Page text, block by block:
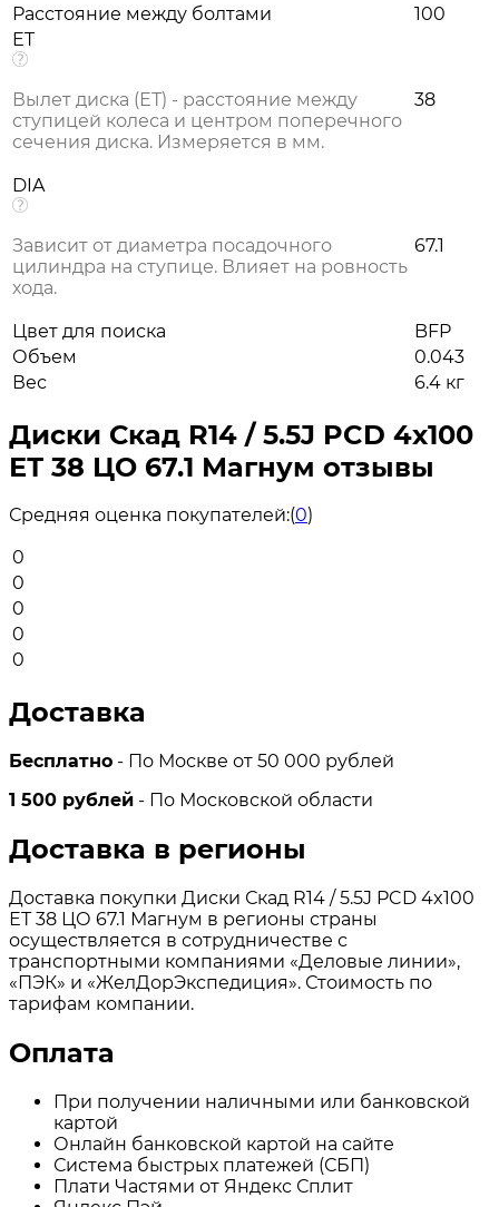
Расстояние между болтами
100
ET
Вылет диска (ЕТ) - расстояние между
ступицей колеса и центром поперечного
сечения диска. Измеряется в мм.
38
DIA
Зависит от диаметра посадочного
цилиндра на ступице. Влияет на ровность
хода.
67.1
Цвет для поиска
BFP
Объем
0.043
Вес
6.4 кг
Диски Скад R14 / 5.5J PCD 4x100
ЕТ 38 ЦО 67.1 Магнум отзывы
Средняя оценка покупателей:(0)
0
0
0
0
0
Доставка
Бесплатно - По Москве от 50 000 рублей
1 500 рублей - По Московской области
Доставка в регионы
Доставка покупки Диски Скад R14 / 5.5J PCD 4x100
ЕТ 38 ЦО 67.1 Магнум в регионы страны
осуществляется в сотрудничестве с
транспортными компаниями «Деловые линии»,
«ПЭК» и «ЖелДорЭкспедиция». Стоимость по
тарифам компании.
Оплата
При получении наличными или банковской
картой
Онлайн банковской картой на сайте
Система быстрых платежей (СБП)
Плати Частями от Яндекс Сплит